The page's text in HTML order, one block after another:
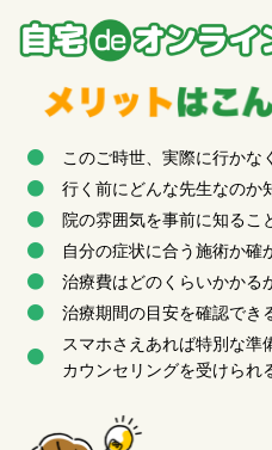
このご時世、実際に行かな
行く前にどんな先生なのか
院の雰囲気を事前に知るこ
自分の症状に合う施術か確
治療費はどのくらいかかる
治療期間の目安を確認でき
スマホさえあれば特別な準
カウンセリングを受けられ